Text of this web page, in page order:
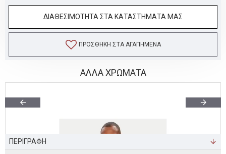
ΔΙΑΘΕΣΙΜΟΤΗΤΑ ΣΤΑ ΚΑΤΑΣΤΗΜΑΤΑ ΜΑΣ
ΠΡΟΣΘΉΚΗ ΣΤΑ ΑΓΑΠΗΜΈΝΑ
ΑΛΛΑ ΧΡΩΜΑΤΑ
ΠΕΡΙΓΡΑΦΗ